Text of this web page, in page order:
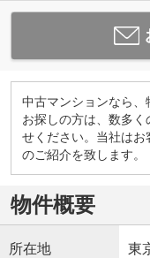
中古マンションなら
お探しの方は、数多
せください。当社は
のご紹介を致します。
物件概要
所在地 東